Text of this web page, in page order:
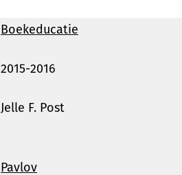
Boekeducatie
2015-2016
Jelle F. Post
Pavlov